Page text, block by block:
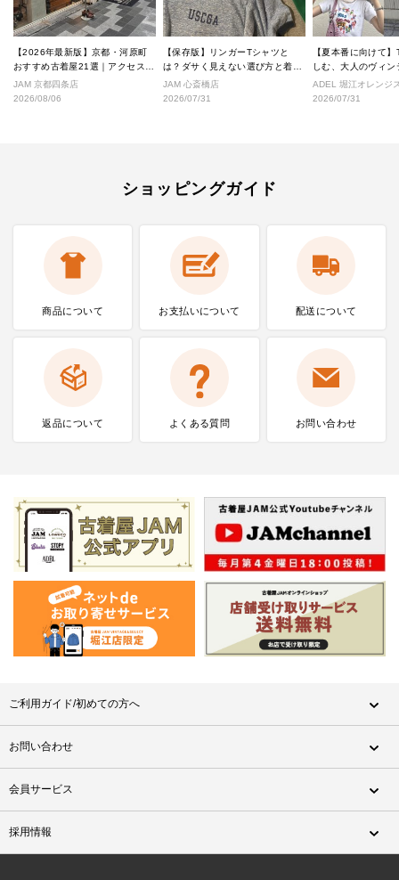
【2026年最新版】京都・河原町
おすすめ古着屋21選｜アクセス良
好な絶対行くべきショップ厳選！
JAM 京都四条店
2026/08/06
【保存版】リンガーTシャツと
は？ダサく見えない選び方と着こ
なし完全ガイド
JAM 心斎橋店
2026/07/31
【夏本番に向けて
しむ、大人のヴィ
ル
ADEL 堀江オレンジ
2026/07/31
ショッピングガイド
商品について お支払いについて 配送について
返品について よくある質問 お問い合わせ
ご利用ガイド/初めての方へ
お問い合わせ
会員サービス
採用情報